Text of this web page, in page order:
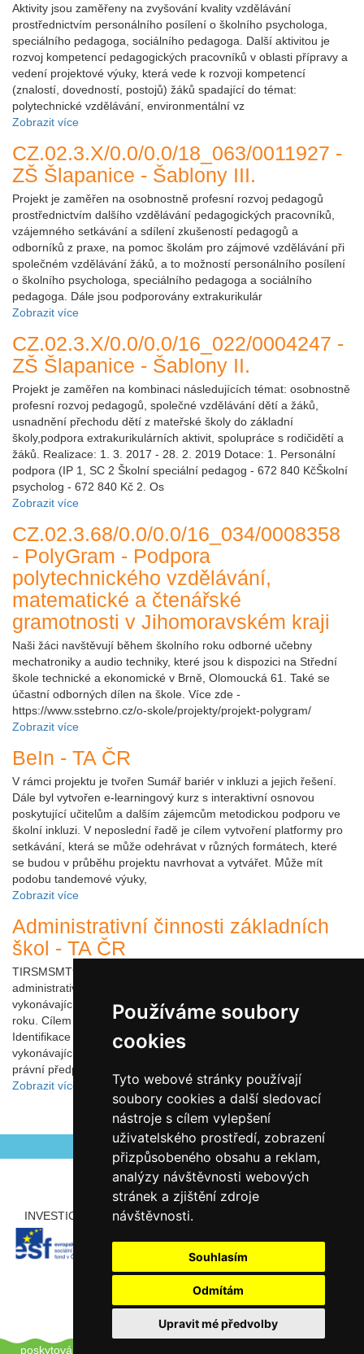
Používáme soubory
cookies
Tyto webové stránky používají
soubory cookies a další sledovací
nástroje s cílem vylepšení
uživatelského prostředí, zobrazení
přizpůsobeného obsahu a reklam,
analýzy návštěvnosti webových
stránek a zjištění zdroje
návštěvnosti.
Souhlasím
Odmítám
Upravit mé předvolby
Aktivity jsou zaměřeny na zvyšování kvality vzdělávání
prostřednictvím personálního posílení o školního psychologa,
speciálního pedagoga, sociálního pedagoga. Další aktivitou je
rozvoj kompetencí pedagogických pracovníků v oblasti přípravy a
vedení projektové výuky, která vede k rozvoji kompetencí
(znalostí, dovedností, postojů) žáků spadající do témat:
polytechnické vzdělávání, environmentální vz
Zobrazit více
CZ.02.3.X/0.0/0.0/18_063/0011927 -
ZŠ Šlapanice - Šablony III.
Projekt je zaměřen na osobnostně profesní rozvoj pedagogů
prostřednictvím dalšího vzdělávání pedagogických pracovníků,
vzájemného setkávání a sdílení zkušeností pedagogů a
odborníků z praxe, na pomoc školám pro zájmové vzdělávání při
společném vzdělávání žáků, a to možností personálního posílení
o školního psychologa, speciálního pedagoga a sociálního
pedagoga. Dále jsou podporovány extrakurikulár
Zobrazit více
CZ.02.3.X/0.0/0.0/16_022/0004247 -
ZŠ Šlapanice - Šablony II.
Projekt je zaměřen na kombinaci následujících témat: osobnostně
profesní rozvoj pedagogů, společné vzdělávání dětí a žáků,
usnadnění přechodu dětí z mateřské školy do základní
školy,podpora extrakurikulárních aktivit, spolupráce s rodičidětí a
žáků. Realizace: 1. 3. 2017 - 28. 2. 2019 Dotace: 1. Personální
podpora (IP 1, SC 2 Školní speciální pedagog - 672 840 KčŠkolní
psycholog - 672 840 Kč 2. Os
Zobrazit více
CZ.02.3.68/0.0/0.0/16_034/0008358
- PolyGram - Podpora
polytechnického vzdělávání,
matematické a čtenářské
gramotnosti v Jihomoravském kraji
Naši žáci navštěvují během školního roku odborné učebny
mechatroniky a audio techniky, které jsou k dispozici na Střední
škole technické a ekonomické v Brně, Olomoucká 61. Také se
účastní odborných dílen na škole. Více zde -
https://www.sstebrno.cz/o-skole/projekty/projekt-polygram/
Zobrazit více
BeIn - TA ČR
V rámci projektu je tvořen Sumář bariér v inkluzi a jejich řešení.
Dále byl vytvořen e-learningový kurz s interaktivní osnovou
poskytující učitelům a dalším zájemcům metodickou podporu ve
školní inkluzi. V neposlední řadě je cílem vytvoření platformy pro
setkávání, která se může odehrávat v různých formátech, které
se budou v průběhu projektu navrhovat a vytvářet. Může mít
podobu tandemové výuky,
Zobrazit více
Administrativní činnosti základních
škol - TA ČR
TIRSMSMT935 Hlavním cílem potřeby je komplexně zmapovat
administrativní činnosti základních škol (tedy právnických osob
vykonávajících činnost základní školy) během jednoho školního
roku. Cílem je zmapovat činnosti z několika perspektiv: 1)
Identifikace administrativních činností, které právnická osoba
vykonávající činnost základní školy musí realizovat, neboť jí to
právní předpisy ukládají, 2) Id
Zobrazit více
INVESTICE ROZVOJE DO VZDĚLÁVÁNÍ
Copyright © 2012 - 2026 ZŠ Šlapanice, Tento web používá k
poskytování služeb a analýze návštěvnosti soubory cookie.